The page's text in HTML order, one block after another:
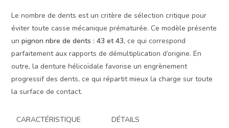
Le nombre de dents est un critère de sélection critique pour
éviter toute casse mécanique prématurée. Ce modèle présente
unpignon nbre de dents : 43 et 43, ce qui correspond
parfaitement aux rapports de démultiplication d’origine. En
outre, la denture hélicoïdale favorise un engrènement
progressif des dents, ce qui répartit mieux la charge sur toute
la surface de contact.
CARACTÉRISTIQUE DÉTAILS